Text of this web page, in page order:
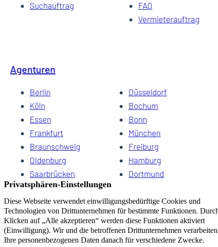
Suchauftrag
FAQ
Vermieterauftrag
Agenturen
Berlin
Düsseldorf
Köln
Bochum
Essen
Bonn
Frankfurt
München
Braunschweig
Freiburg
Oldenburg
Hamburg
Saarbrücken
Dortmund
Hannover
Dresden
Kiel
Wuppertal
Bremen